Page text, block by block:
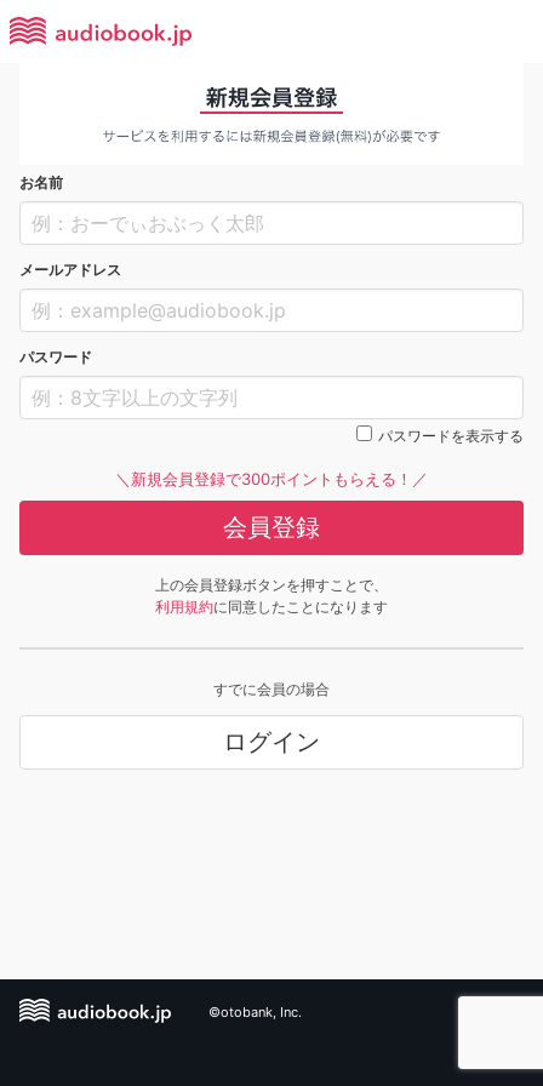
お名前
メールアドレス
パスワード
パスワードを表示する
＼新規会員登録で300ポイントもらえる！／
会員登録
上の会員登録ボタンを押すことで、
利用規約に同意したことになります
すでに会員の場合
ログイン
©otobank, Inc.